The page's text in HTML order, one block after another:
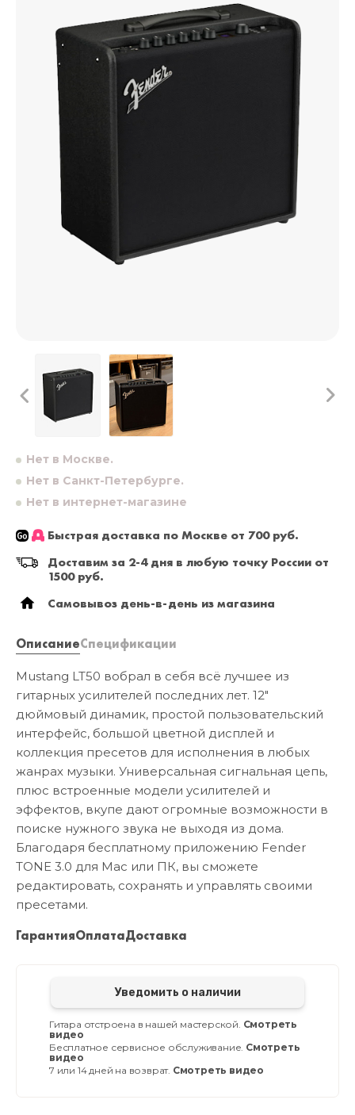
Нет в Москве.
Нет в Санкт-Петербурге.
Нет в интернет-магазине
Быстрая доставка по Москве от 700 руб.
Доставим за 2-4 дня в любую точку России от
1500 руб.
Самовывоз день-в-день из магазина
ОписаниеСпецификации
Mustang LT50 вобрал в себя всё лучшее из
гитарных усилителей последних лет. 12"
дюймовый динамик, простой пользовательский
интерфейс, большой цветной дисплей и
коллекция пресетов для исполнения в любых
жанрах музыки. Универсальная сигнальная цепь,
плюс встроенные модели усилителей и
эффектов, вкупе дают огромные возможности в
поиске нужного звука не выходя из дома.
Благодаря бесплатному приложению Fender
TONE 3.0 для Mac или ПК, вы сможете
редактировать, сохранять и управлять своими
пресетами.
ГарантияОплатаДоставка
Уведомить о наличии
Гитара отстроена в нашей мастерской. Смотреть
видео
Бесплатное сервисное обслуживание. Смотреть
видео
7 или 14 дней на возврат. Смотреть видео